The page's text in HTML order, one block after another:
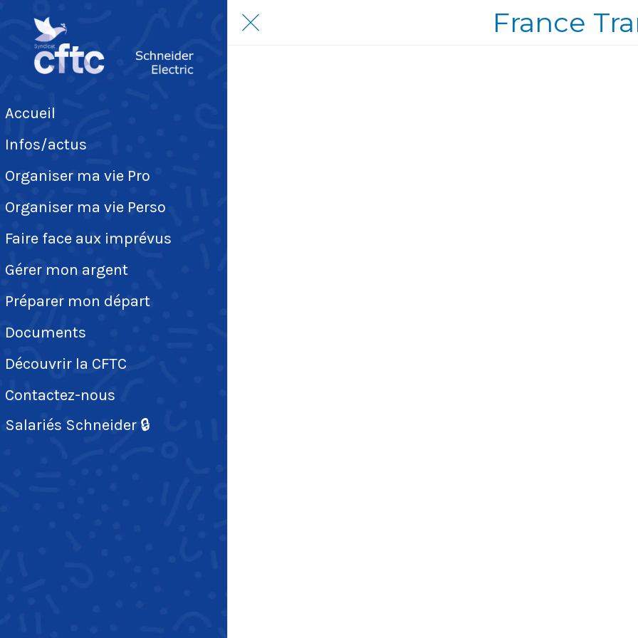
Accueil
Infos/actus
Organiser ma vie Pro
Organiser ma vie Perso
Faire face aux imprévus
Gérer mon argent
Préparer mon départ
Documents
Découvrir la CFTC
Contactez-nous
Salariés Schneider 🔒
France